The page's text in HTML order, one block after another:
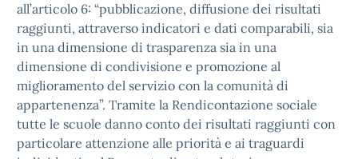
all’articolo 6: “pubblicazione, diffusione dei risultati
raggiunti, attraverso indicatori e dati comparabili, sia
in una dimensione di trasparenza sia in una
dimensione di condivisione e promozione al
miglioramento del servizio con la comunità di
appartenenza”. Tramite la Rendicontazione sociale
tutte le scuole danno conto dei risultati raggiunti con
particolare attenzione alle priorità e ai traguardi